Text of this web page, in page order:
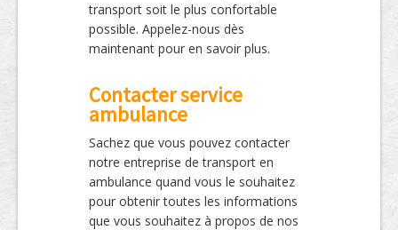
transport soit le plus confortable
possible. Appelez-nous dès
maintenant pour en savoir plus.
Contacter service
ambulance
Sachez que vous pouvez contacter
notre entreprise de transport en
ambulance quand vous le souhaitez
pour obtenir toutes les informations
que vous souhaitez à propos de nos